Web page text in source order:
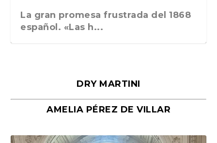
La gran promesa frustrada del 1868
español. «Las h...
DRY MARTINI
AMELIA PÉREZ DE VILLAR